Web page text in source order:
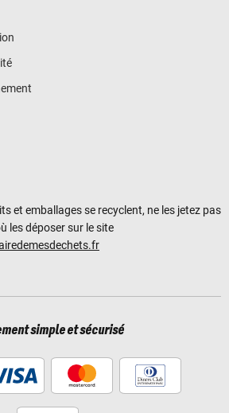
et emballages se recyclent, ne les jetez pas
les déposer sur le site
simple et sécurisé